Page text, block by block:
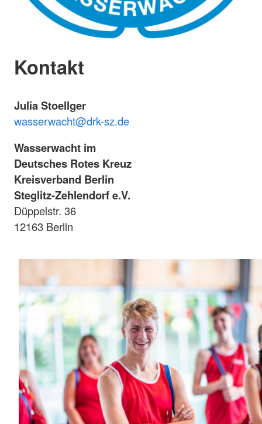
Kontakt
Julia Stoellger
wasserwacht@drk-sz.de
Wasserwacht im
Deutsches Rotes Kreuz
Kreisverband Berlin
Steglitz-Zehlendorf e.V.
Düppelstr. 36
12163 Berlin